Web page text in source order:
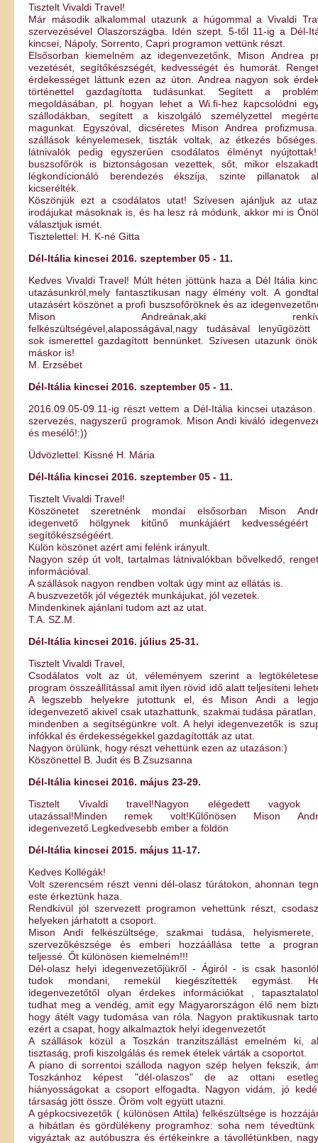
Tisztelt Vivaldi Travel!
Már második alkalommal utazunk a húgommal a Vivaldi
szervezésével Olaszországba. Idén szept. 5-től 11-ig a Dél-
kincsei, Nápoly, Sorrento, Capri programon vettünk részt.
Elsősorban kiemelném az idegenvezetőnk, Mison Andrea
vezetését, segítőkészségét, kedvességét és humorát.
érdekességet láttunk ezen az úton. Andrea nagyon sok
történettel gazdagította tudásunkat. Segített a
megoldásában, pl. hogyan lehet a Wi.fi-hez kapcsolódni
szállodákban, segített a kiszolgáló személyzettel
magunkat. Egyszóval, dicséretes Mison Andrea
szállások kényelemesek, tiszták voltak, az étkezés
látnivalók pedig egyszerűen csodálatos élményt
buszsofőrök is biztonságosan vezettek, sőt, mikor
légkondícionáló berendezés ékszíja, szinte pillanatok
kicserélték.
Köszönjük ezt a csodálatos utat! Szívesen ajánljuk az
irodájukat másoknak is, és ha lesz rá módunk, akkor mi is
választjuk ismét.
Tisztelettel: H. K-né Gitta
Dél-Itália kincsei 2016. szeptember 05 - 11.
Kedves Vivaldi Travel! Múlt héten jöttünk haza a Dél Itália
utazásunkról,mely fantasztikusan nagy élmény volt. A
utazásért köszönet a profi buszsofőröknek és az
Mison Andreának,aki
felkészültségével,alaposságával,nagy tudásával lenyűgözött
sok ismerettel gazdagított bennünket. Szívesen utazunk
máskor is!
M. Erzsébet
Dél-Itália kincsei 2016. szeptember 05 - 11.
2016.09.05-09.11-ig részt vettem a Dél-Itália kincsei utazáson.
szervezés, nagyszerű programok. Mison Andi kiváló
és mesélő!:))
Üdvözlettel: Kissné H. Mária
Dél-Itália kincsei 2016. szeptember 05 - 11.
Tisztelt Vivaldi Travel!
Köszönetet szeretnénk mondai elsősorban Mison
idegenvető hölgynek kitűnő munkájáért kedvességéért
segítőkészségéért.
Külön köszönet azért ami felénk irányult.
Nagyon szép út volt, tartalmas látnivalókban bővelkedő,
információval.
A szállások nagyon rendben voltak úgy mint az ellátás is.
A buszvezetők jól végezték munkájukat, jól vezetek.
Mindenkinek ajánlani tudom azt az utat.
T.A. SZ.M.
Dél-Itália kincsei 2016. július 25-31.
Tisztelt Vivaldi Travel,
Csodálatos volt az út, véleményem szerint a
program összeállítással amit ilyen rövid idő alatt teljesíteni
A legszebb helyekre jutottunk el, és Mison Andi a
idegenvezető akivel csak utazhattunk, szakmai tudása
mindenben a segítségünkre volt. A helyi idegenvezetők is
infókkal és érdekességekkel gazdagították az utat.
Nagyon örülünk, hogy részt vehettünk ezen az utazáson:)
Köszönettel B. Judit és B.Zsuzsanna
Dél-Itália kincsei 2016. május 23-29.
Tisztelt Vivaldi travel!Nagyon elégedett vagyok
utazással!Minden remek volt!Kűlőnösen Mison
idegenvezető.Legkedvesebb ember a földön
Dél-Itália kincsei 2015. május 11-17.
Kedves Kollégák!
Volt szerencsém részt venni dél-olasz túrátokon, ahonnan
este érkeztünk haza.
Rendkívül jól szervezett programon vehettünk részt,
helyeken járhatott a csoport.
Mison Andi felkészültsége, szakmai tudása,
szervezőkészsége és emberi hozzáállása tette a
teljessé. Őt különösen kiemelném!!!
Dél-olasz helyi idegenvezetőjükről - Ágiról - is csak
tudok mondani, remekül kiegészítették egymást.
idegenvezetőtől olyan érdekes információkat ,
tudhat meg a vendég, amit egy Magyarországon élő nem
hogy átélt vagy tudomása van róla. Nagyon praktikusnak
ezért a csapat, hogy alkalmaztok helyi idegenvezetőt
A szállások közül a Toszkán tranzitszállást emelném ki,
tisztaság, profi kiszolgálás és remek ételek várták a csoportot.
A piano di sorrentoi szálloda nagyon szép helyen fekszik,
Toszkánhoz képest "dél-olaszos" de az ottani
hiányosságokat a csoport elfogadta. Nagyon vidám, jó
társaság jött össze. Öröm volt együtt utazni.
A gépkocsivezetők ( különösen Attila) felkészültsége is
a hibátlan és gördülékeny programhoz: soha nem tévedtünk
vigyáztak az autóbuszra és értékeinkre a távollétünkben,